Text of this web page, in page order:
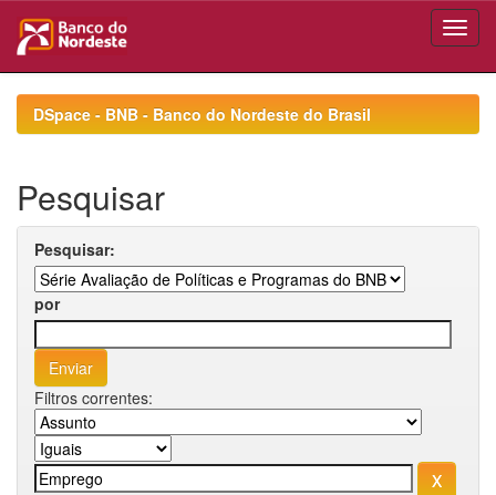
navigationDSpace - BNB - Banco do Nordeste do Brasil
Pesquisar
Pesquisar:
por
Filtros correntes: